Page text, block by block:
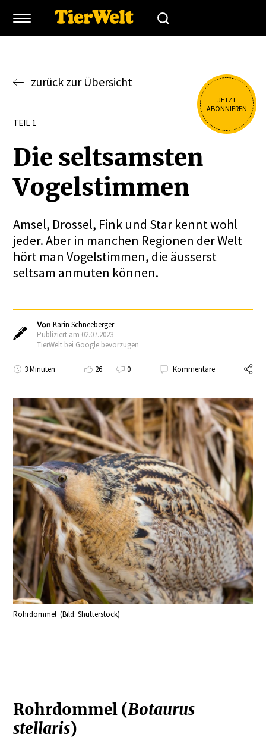
JETZT
ABONNIEREN
zurück zur Übersicht
TEIL 1
Die seltsamsten
Vogel­stimmen
Amsel, Drossel, Fink und Star kennt wohl
jeder. Aber in manchen Regionen der Welt
hört man Vogelstimmen, die äusserst
seltsam anmuten können.
VonKarin Schneeberger
Publiziert am 02.07.2023
TierWelt bei Google bevorzugen
3 Minuten 26 0 Kommentare
Rohrdommel (Bild: Shutterstock)
Rohrdommel (Botaurus
stellaris)